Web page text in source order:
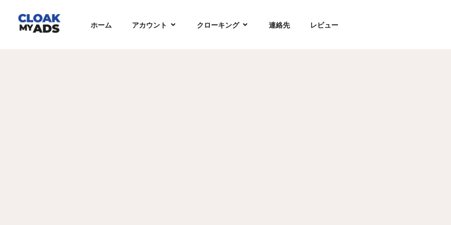
ホーム アカウント クローキング 連絡先 レビュー